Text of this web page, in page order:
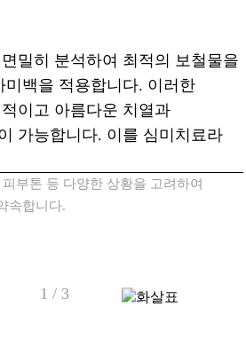
밀히 분석하여 최적의 보철물을
미백을 적용합니다. 이러한
이고 아름다운 치열과
가능합니다. 이를 심미치료라
부톤 등 다양한 상황을 고려하여
속합니다.
1 / 3